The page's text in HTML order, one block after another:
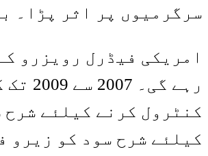
سرگرمیوں پر اثر پڑا۔
کنٹرول کرنے کیلئے